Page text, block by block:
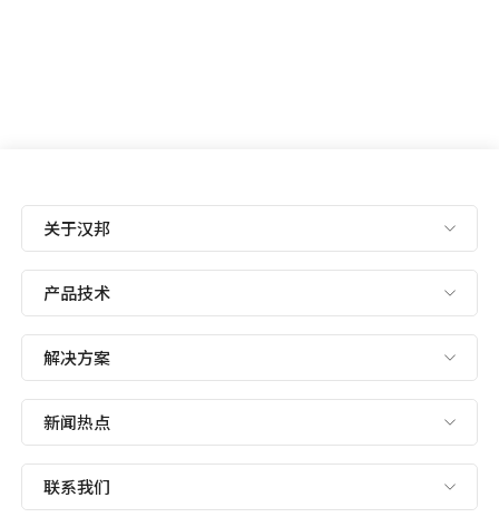
关于汉邦
产品技术
解决方案
新闻热点
联系我们